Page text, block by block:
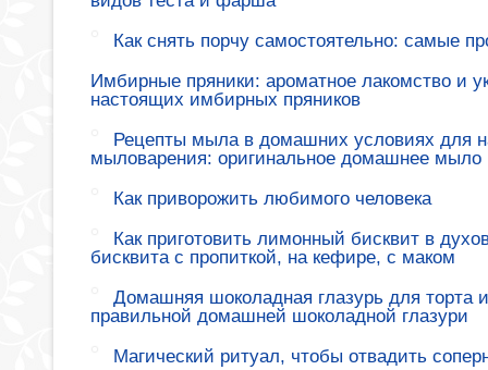
Как снять порчу самостоятельно: самые
Имбирные пряники: ароматное лакомство и
настоящих имбирных пряников
Рецепты мыла в домашних условиях для
мыловарения: оригинальное домашнее мыло
Как приворожить любимого человека
Как приготовить лимонный бисквит в
бисквита с пропиткой, на кефире, с маком
Домашняя шоколадная глазурь для торта
правильной домашней шоколадной глазури
Магический ритуал, чтобы отвадить